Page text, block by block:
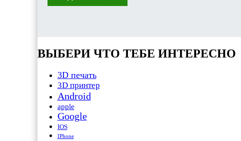
ВЫБЕРИ ЧТО ТЕБЕ ИНТЕРЕСНО
3D печать
3D принтер
Android
apple
Google
IOS
IPhone